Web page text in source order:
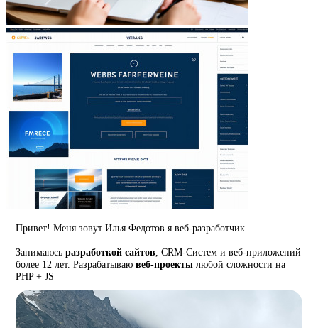
Привет! Меня зовут Илья Федотов я веб-разработчик.
Занимаюсьразработкой сайтов , CRM-Систем и веб-приложений
более 12 лет. Разрабатываювеб-проекты любой сложности на
PHP + JS